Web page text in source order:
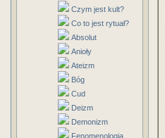
Czym jest kult?
Co to jest rytuał?
Absolut
Anioły
Ateizm
Bóg
Cud
Deizm
Demonizm
Fenomenologia